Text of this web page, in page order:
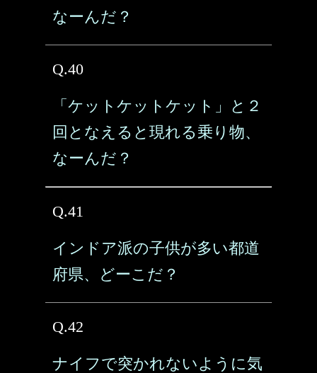
なーんだ？
Q.40
「ケットケットケット」と２
回となえると現れる乗り物、
なーんだ？
Q.41
インドア派の子供が多い都道
府県、どーこだ？
Q.42
ナイフで突かれないように気